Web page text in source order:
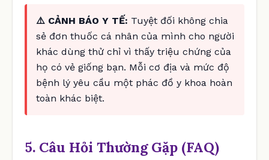
⚠️ CẢNH BÁO Y TẾ: Tuyệt đối không chia
sẻ đơn thuốc cá nhân của mình cho người
khác dùng thử chỉ vì thấy triệu chứng của
họ có vẻ giống bạn. Mỗi cơ địa và mức độ
bệnh lý yêu cầu một phác đồ y khoa hoàn
toàn khác biệt.
5. Câu Hỏi Thường Gặp (FAQ)